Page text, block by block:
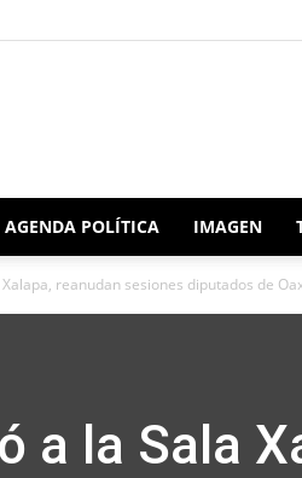
AGENDA POLÍTICA IMAGEN
reanudan sesiones diputados de
a la Sala